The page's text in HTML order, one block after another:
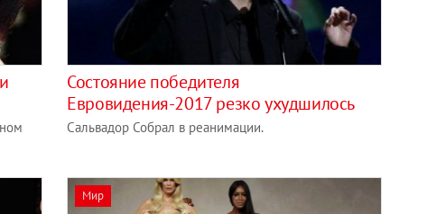
Состояние победителя
Евровидения-2017 резко ухудшилось
Сальвадор Собрал в реанимации.
Мир